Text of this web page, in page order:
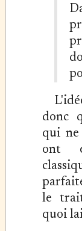
donc
qui ne
ont
le
quoi